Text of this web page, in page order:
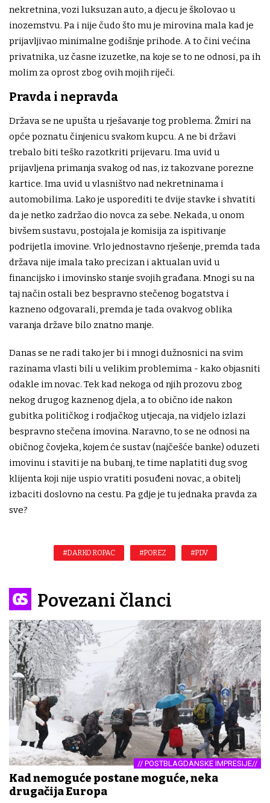
nekretnina, vozi luksuzan auto, a djecu je školovao u
inozemstvu. Pa i nije čudo što mu je mirovina mala kad je
prijavljivao minimalne godišnje prihode. A to čini većina
privatnika, uz časne izuzetke, na koje se to ne odnosi, pa ih
molim za oprost zbog ovih mojih riječi.
Pravda i nepravda
Država se ne upušta u rješavanje tog problema. Žmiri na
opće poznatu činjenicu svakom kupcu. A ne bi državi
trebalo biti teško razotkriti prijevaru. Ima uvid u
prijavljena primanja svakog od nas, iz takozvane porezne
kartice. Ima uvid u vlasništvo nad nekretninama i
automobilima. Lako je usporediti te dvije stavke i shvatiti
da je netko zadržao dio novca za sebe. Nekada, u onom
bivšem sustavu, postojala je komisija za ispitivanje
podrijetla imovine. Vrlo jednostavno rješenje, premda tada
država nije imala tako precizan i aktualan uvid u
financijsko i imovinsko stanje svojih građana. Mnogi su na
taj način ostali bez bespravno stečenog bogatstva i
kazneno odgovarali, premda je tada ovakvog oblika
varanja države bilo znatno manje.
Danas se ne radi tako jer bi i mnogi dužnosnici na svim
razinama vlasti bili u velikim problemima - kako objasniti
odakle im novac. Tek kad nekoga od njih prozovu zbog
nekog drugog kaznenog djela, a to obično ide nakon
gubitka političkog i rodjačkog utjecaja, na vidjelo izlazi
bespravno stečena imovina. Naravno, to se ne odnosi na
običnog čovjeka, kojem će sustav (najčešće banke) oduzeti
imovinu i staviti je na bubanj, te time naplatiti dug svog
klijenta koji nije uspio vratiti posuđeni novac, a obitelj
izbaciti doslovno na cestu. Pa gdje je tu jednaka pravda za
sve?
#DARKO ROPAC #POREZ #PDV
Povezani članci
// POSTBLAGDANSKE IMPRESIJE//
Kad nemoguće postane moguće, neka
drugačija Europa